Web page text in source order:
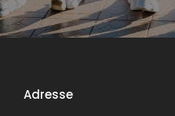
Adresse